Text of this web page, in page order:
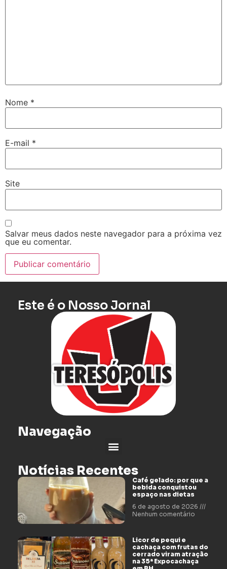
Nome *
E-mail *
Site
Salvar meus dados neste navegador para a próxima vez
que eu comentar.
Este é o Nosso Jornal
Navegação
Notícias Recentes
Café gelado: por que a
bebida conquistou
espaço nas dietas
6 de agosto de 2026
Nenhum comentário
Licor de pequi e
cachaça com frutas do
cerrado viram atração
na 35ª Expocachaça